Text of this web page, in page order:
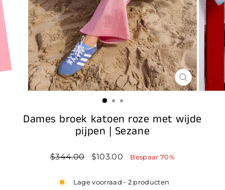
SLUIT
(ESC)
Dames broek katoen roze met wijde
pijpen | Sezane
Standaard
$344.00
Prijs
$103.00 Bespaar 70%
Lage voorraad - 2 producten